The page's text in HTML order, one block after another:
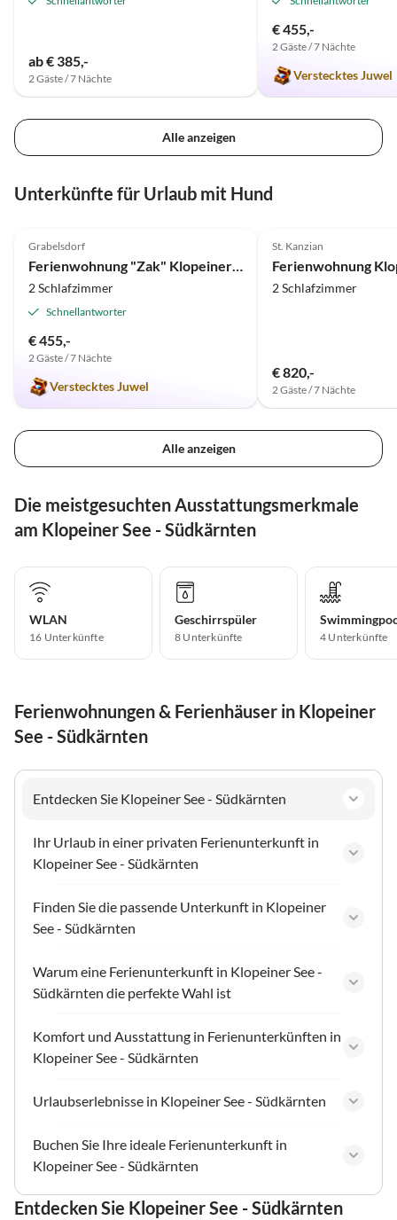
ab € 385,-
2 Gäste / 7 Nächte
€ 455,-
2 Gäste / 7 Nächte
Verstecktes Juwel
Alle anzeigen
Unterkünfte für Urlaub mit Hund
Grabelsdorf
Ferienwohnung "Zak" Klopeiner See
2 Schlafzimmer
Schnellantworter
€ 455,-
2 Gäste / 7 Nächte
Verstecktes Juwel
St. Kanzian
2 Schlafzimmer
€ 820,-
2 Gäste / 7 Nächte
Alle anzeigen
Die meistgesuchten Ausstattungsmerkmale
am Klopeiner See - Südkärnten
WLAN
16 Unterkünfte
Geschirrspüler
8 Unterkünfte 4 Unterkünfte
Ferienwohnungen & Ferienhäuser in Klopeiner
See - Südkärnten
Entdecken Sie Klopeiner See - Südkärnten
Ihr Urlaub in einer privaten Ferienunterkunft in
Klopeiner See - Südkärnten
Finden Sie die passende Unterkunft in Klopeiner
See - Südkärnten
Warum eine Ferienunterkunft in Klopeiner See -
Südkärnten die perfekte Wahl ist
Komfort und Ausstattung in Ferienunterkünften in
Klopeiner See - Südkärnten
Urlaubserlebnisse in Klopeiner See - Südkärnten
Buchen Sie Ihre ideale Ferienunterkunft in
Klopeiner See - Südkärnten
Entdecken Sie Klopeiner See - Südkärnten